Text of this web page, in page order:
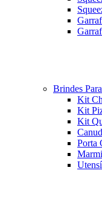
Brindes
Kit
Kit
Kit
Porta